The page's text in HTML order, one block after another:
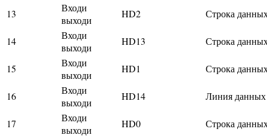
13
Входи
выходи
HD2 Строка
14
Входи
выходи
HD13 Строка
15
Входи
выходи
HD1 Строка
16
Входи
выходи
HD14 Линия
17
Входи
выходи
HD0 Строка